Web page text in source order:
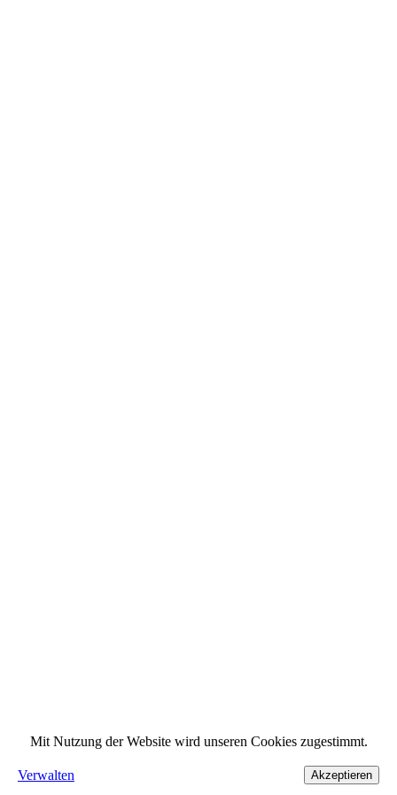
Mit Nutzung der Website wird unseren Cookies zugestimmt.
Verwalten Akzeptieren